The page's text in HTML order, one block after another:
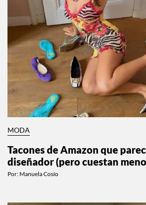
MODA
Tacones de Amazon que
diseñador (pero cuestan
Por: Manuela Cosío